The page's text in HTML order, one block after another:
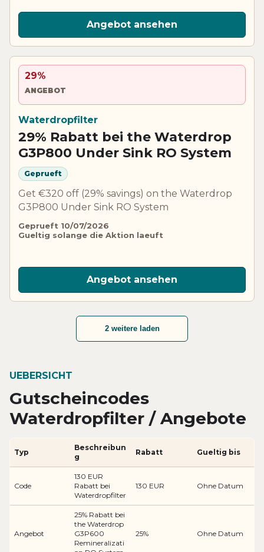
Angebot ansehen
29%
ANGEBOT
Waterdropfilter
29% Rabatt bei the Waterdrop
G3P800 Under Sink RO System
Geprueft
Get €320 off (29% savings) on the Waterdrop
G3P800 Under Sink RO System
Geprueft 10/07/2026
Gueltig solange die Aktion laeuft
Angebot ansehen
2 weitere laden
UEBERSICHT
Gutscheincodes
Waterdropfilter / Angebote
Typ
Beschreibun
g
Rabatt Gueltig bis
Code
130 EUR
Rabatt bei
Waterdropfilter
130 EUR Ohne Datum
Angebot
25% Rabatt bei
the Waterdrop
G3P600
Remineralizati
25% Ohne Datum